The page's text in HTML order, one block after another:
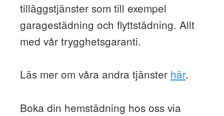
tilläggstjänster som till exempel
garagestädning och flyttstädning. Allt
med vår trygghetsgaranti.
Läs mer om våra andra tjänster här.
Boka din hemstädning hos oss via